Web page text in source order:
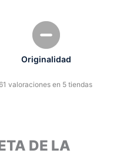
Originalidad
valoraciones en 5 tiendas
DE LA